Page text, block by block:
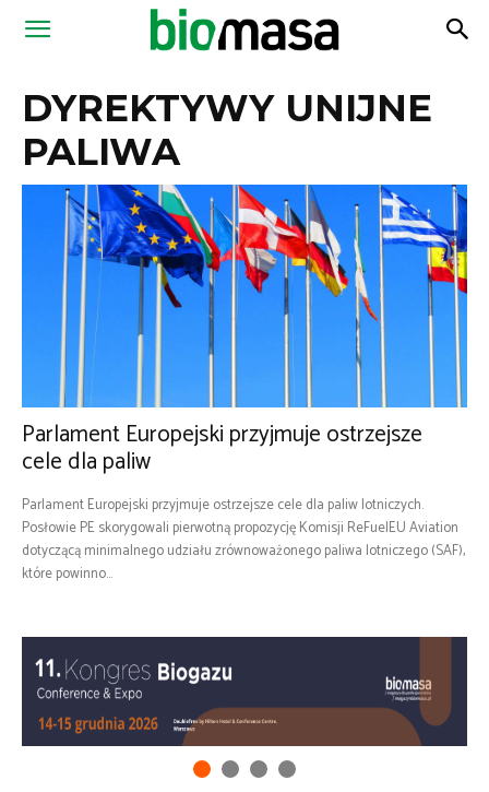
Magazyn
DYREKTYWY UNIJNE
PALIWA
Parlament Europejski przyjmuje ostrzejsze
cele dla paliw
Parlament Europejski przyjmuje ostrzejsze cele dla paliw lotniczych.
Posłowie PE skorygowali pierwotną propozycję Komisji ReFuelEU Aviation
dotyczącą minimalnego udziału zrównoważonego paliwa lotniczego (SAF),
które powinno...